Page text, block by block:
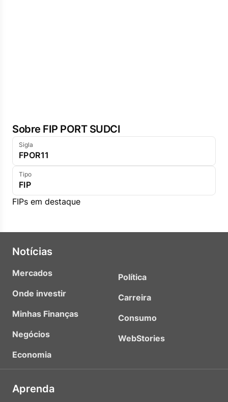
Sobre FIP PORT SUDCI
Sigla
FPOR11
Tipo
FIP
FIPs em destaque
Notícias
Mercados
Onde investir
Minhas Finanças
Negócios
Economia
Política
Carreira
Consumo
WebStories
Aprenda